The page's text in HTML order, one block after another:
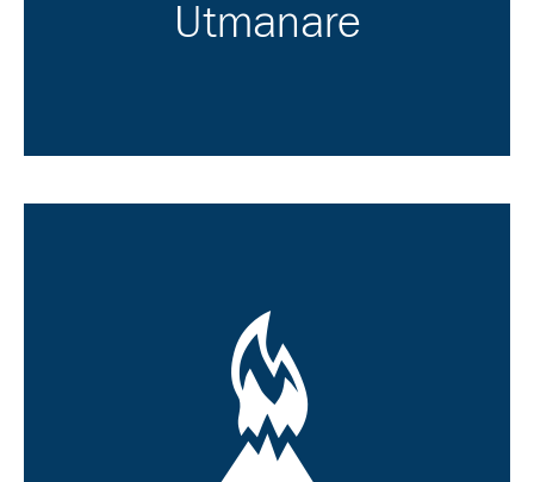
Utmanare